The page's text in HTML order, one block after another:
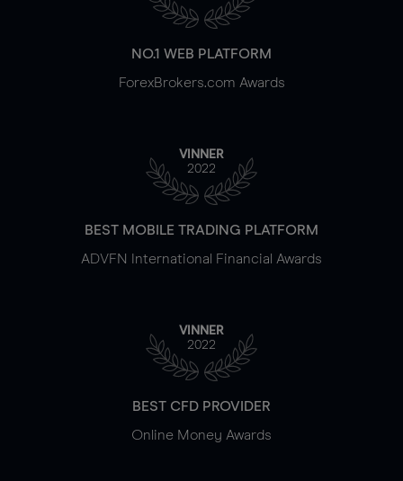
NO.1 WEB PLATFORM
ForexBrokers.com Awards
VINNER
2022
BEST MOBILE TRADING PLATFORM
ADVFN International Financial Awards
VINNER
2022
BEST CFD PROVIDER
Online Money Awards